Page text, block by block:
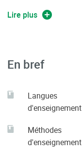
Lire plus
En bref
Langues
d'enseignement
Méthodes
d'enseignement